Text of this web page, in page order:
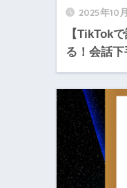
2025年10
【TikTok
る！会話